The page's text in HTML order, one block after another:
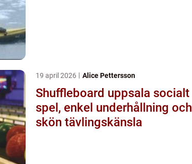
19 april 2026 Alice Pettersson
Shuffleboard uppsala socialt
spel, enkel underhållning och
skön tävlingskänsla